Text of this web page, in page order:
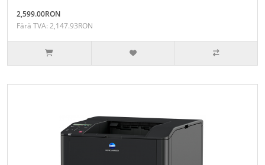
2,599.00RON
Fără TVA: 2,147.93RON